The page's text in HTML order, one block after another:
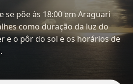
se põe às 18:00 em Araguari
como duração da luz do
e o pôr do sol e os horários de